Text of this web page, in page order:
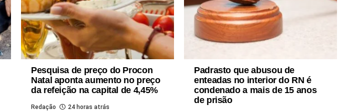
Pesquisa de preço do Procon
Natal aponta aumento no preço
da refeição na capital de 4,45%
Redação 24 horas atrás
Padrasto que abusou de
enteadas no interior do RN é
condenado a mais de 15 anos
de prisão